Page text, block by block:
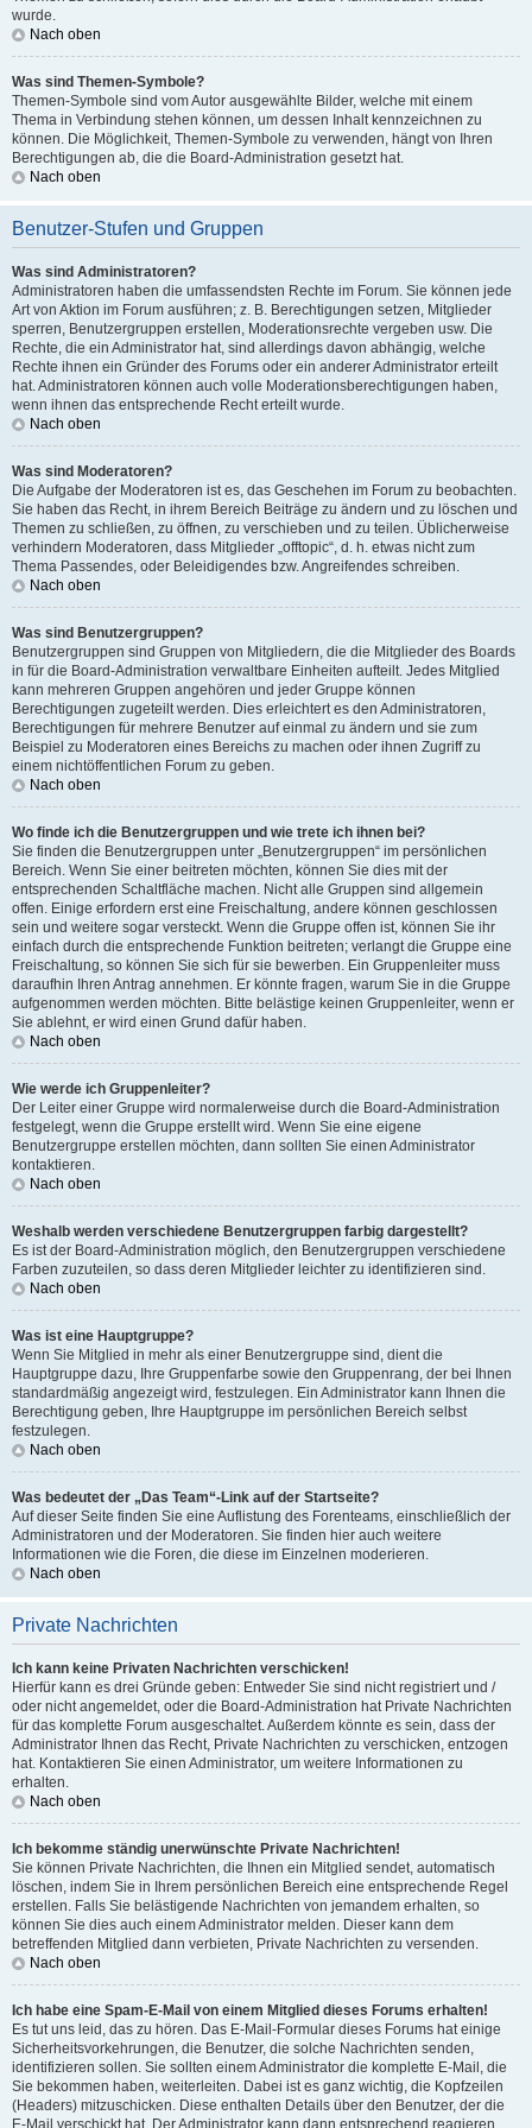
wurde.
Nach oben
Was sind Themen-Symbole?
Themen-Symbole sind vom Autor ausgewählte Bilder, welche mit einem
Thema in Verbindung stehen können, um dessen Inhalt kennzeichnen zu
können. Die Möglichkeit, Themen-Symbole zu verwenden, hängt von Ihren
Berechtigungen ab, die die Board-Administration gesetzt hat.
Nach oben
Benutzer-Stufen und Gruppen
Was sind Administratoren?
Administratoren haben die umfassendsten Rechte im Forum. Sie können jede
Art von Aktion im Forum ausführen; z. B. Berechtigungen setzen, Mitglieder
sperren, Benutzergruppen erstellen, Moderationsrechte vergeben usw. Die
Rechte, die ein Administrator hat, sind allerdings davon abhängig, welche
Rechte ihnen ein Gründer des Forums oder ein anderer Administrator erteilt
hat. Administratoren können auch volle Moderationsberechtigungen haben,
wenn ihnen das entsprechende Recht erteilt wurde.
Nach oben
Was sind Moderatoren?
Die Aufgabe der Moderatoren ist es, das Geschehen im Forum zu beobachten.
Sie haben das Recht, in ihrem Bereich Beiträge zu ändern und zu löschen und
Themen zu schließen, zu öffnen, zu verschieben und zu teilen. Üblicherweise
verhindern Moderatoren, dass Mitglieder „offtopic“, d. h. etwas nicht zum
Thema Passendes, oder Beleidigendes bzw. Angreifendes schreiben.
Nach oben
Was sind Benutzergruppen?
Benutzergruppen sind Gruppen von Mitgliedern, die die Mitglieder des Boards
in für die Board-Administration verwaltbare Einheiten aufteilt. Jedes Mitglied
kann mehreren Gruppen angehören und jeder Gruppe können
Berechtigungen zugeteilt werden. Dies erleichtert es den Administratoren,
Berechtigungen für mehrere Benutzer auf einmal zu ändern und sie zum
Beispiel zu Moderatoren eines Bereichs zu machen oder ihnen Zugriff zu
einem nichtöffentlichen Forum zu geben.
Nach oben
Wo finde ich die Benutzergruppen und wie trete ich ihnen bei?
Sie finden die Benutzergruppen unter „Benutzergruppen“ im persönlichen
Bereich. Wenn Sie einer beitreten möchten, können Sie dies mit der
entsprechenden Schaltfläche machen. Nicht alle Gruppen sind allgemein
offen. Einige erfordern erst eine Freischaltung, andere können geschlossen
sein und weitere sogar versteckt. Wenn die Gruppe offen ist, können Sie ihr
einfach durch die entsprechende Funktion beitreten; verlangt die Gruppe eine
Freischaltung, so können Sie sich für sie bewerben. Ein Gruppenleiter muss
daraufhin Ihren Antrag annehmen. Er könnte fragen, warum Sie in die Gruppe
aufgenommen werden möchten. Bitte belästige keinen Gruppenleiter, wenn er
Sie ablehnt, er wird einen Grund dafür haben.
Nach oben
Wie werde ich Gruppenleiter?
Der Leiter einer Gruppe wird normalerweise durch die Board-Administration
festgelegt, wenn die Gruppe erstellt wird. Wenn Sie eine eigene
Benutzergruppe erstellen möchten, dann sollten Sie einen Administrator
kontaktieren.
Nach oben
Weshalb werden verschiedene Benutzergruppen farbig dargestellt?
Es ist der Board-Administration möglich, den Benutzergruppen verschiedene
Farben zuzuteilen, so dass deren Mitglieder leichter zu identifizieren sind.
Nach oben
Was ist eine Hauptgruppe?
Wenn Sie Mitglied in mehr als einer Benutzergruppe sind, dient die
Hauptgruppe dazu, Ihre Gruppenfarbe sowie den Gruppenrang, der bei Ihnen
standardmäßig angezeigt wird, festzulegen. Ein Administrator kann Ihnen die
Berechtigung geben, Ihre Hauptgruppe im persönlichen Bereich selbst
festzulegen.
Nach oben
Was bedeutet der „Das Team“-Link auf der Startseite?
Auf dieser Seite finden Sie eine Auflistung des Forenteams, einschließlich der
Administratoren und der Moderatoren. Sie finden hier auch weitere
Informationen wie die Foren, die diese im Einzelnen moderieren.
Nach oben
Private Nachrichten
Ich kann keine Privaten Nachrichten verschicken!
Hierfür kann es drei Gründe geben: Entweder Sie sind nicht registriert und /
oder nicht angemeldet, oder die Board-Administration hat Private Nachrichten
für das komplette Forum ausgeschaltet. Außerdem könnte es sein, dass der
Administrator Ihnen das Recht, Private Nachrichten zu verschicken, entzogen
hat. Kontaktieren Sie einen Administrator, um weitere Informationen zu
erhalten.
Nach oben
Ich bekomme ständig unerwünschte Private Nachrichten!
Sie können Private Nachrichten, die Ihnen ein Mitglied sendet, automatisch
löschen, indem Sie in Ihrem persönlichen Bereich eine entsprechende Regel
erstellen. Falls Sie belästigende Nachrichten von jemandem erhalten, so
können Sie dies auch einem Administrator melden. Dieser kann dem
betreffenden Mitglied dann verbieten, Private Nachrichten zu versenden.
Nach oben
Ich habe eine Spam-E-Mail von einem Mitglied dieses Forums erhalten!
Es tut uns leid, das zu hören. Das E-Mail-Formular dieses Forums hat einige
Sicherheitsvorkehrungen, die Benutzer, die solche Nachrichten senden,
identifizieren sollen. Sie sollten einem Administrator die komplette E-Mail, die
Sie bekommen haben, weiterleiten. Dabei ist es ganz wichtig, die Kopfzeilen
(Headers) mitzuschicken. Diese enthalten Details über den Benutzer, der die
E-Mail verschickt hat. Der Administrator kann dann entsprechend reagieren.